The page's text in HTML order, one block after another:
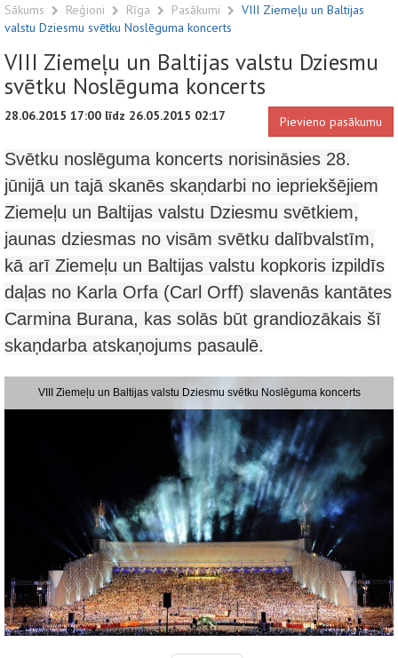
Sākums Reģioni Rīga Pasākumi
VIII Ziemeļu un Baltijas
valstu Dziesmu svētku Noslēguma koncerts
VIII Ziemeļu un Baltijas valstu Dziesmu
svētku Noslēguma koncerts
28.06.2015 17:00 līdz 26.05.2015 02:17 Pievieno pasākumu
Svētku noslēguma koncerts norisināsies 28.
jūnijā un tajā skanēs skaņdarbi no iepriekšējiem
Ziemeļu un Baltijas valstu Dziesmu svētkiem,
jaunas dziesmas no visām svētku dalībvalstīm,
kā arī Ziemeļu un Baltijas valstu kopkoris izpildīs
daļas no Karla Orfa (Carl Orff) slavenās kantātes
Carmina Burana, kas solās būt grandiozākais šī
skaņdarba atskaņojums pasaulē.
VIII Ziemeļu un Baltijas valstu Dziesmu svētku Noslēguma koncerts